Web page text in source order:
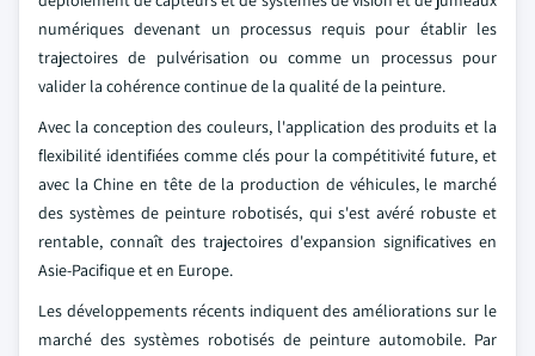
numériques devenant un processus requis pour établir les
trajectoires de pulvérisation ou comme un processus pour
valider la cohérence continue de la qualité de la peinture.
Avec la conception des couleurs, l'application des produits et la
flexibilité identifiées comme clés pour la compétitivité future, et
avec la Chine en tête de la production de véhicules, le marché
des systèmes de peinture robotisés, qui s'est avéré robuste et
rentable, connaît des trajectoires d'expansion significatives en
Asie-Pacifique et en Europe.
Les développements récents indiquent des améliorations sur le
marché des systèmes robotisés de peinture automobile. Par